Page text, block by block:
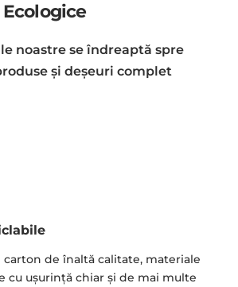
noastre se îndreaptă spre
şi deşeuri complet
carton de înaltă calitate, materiale
cu ușurință chiar și de mai multe